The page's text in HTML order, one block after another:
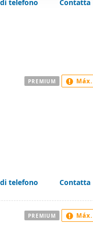
y los anuncios,
telefono Contatta
telefono Contatta
PREMIUM
PREMIUM